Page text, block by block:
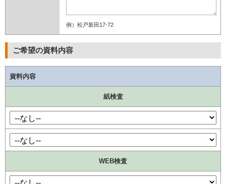
例）松戸新田17-72
ご希望の資料内容
資料内容
紙検査
WEB検査